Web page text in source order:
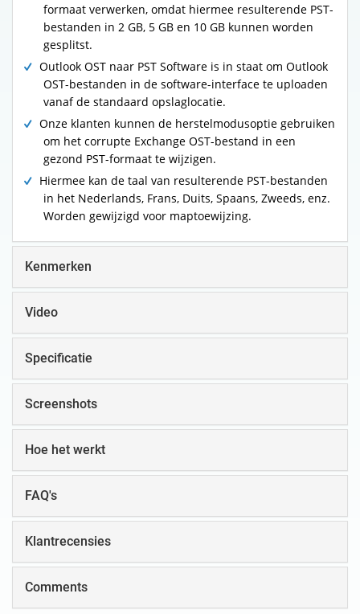
formaat verwerken, omdat hiermee resulterende PST-
bestanden in 2 GB, 5 GB en 10 GB kunnen worden
gesplitst.
Outlook OST naar PST Software is in staat om Outlook
OST-bestanden in de software-interface te uploaden
vanaf de standaard opslaglocatie.
Onze klanten kunnen de herstelmodusoptie gebruiken
om het corrupte Exchange OST-bestand in een
gezond PST-formaat te wijzigen.
Hiermee kan de taal van resulterende PST-bestanden
in het Nederlands, Frans, Duits, Spaans, Zweeds, enz.
Worden gewijzigd voor maptoewijzing.
Kenmerken
Video
Specificatie
Screenshots
Hoe het werkt
FAQ's
Klantrecensies
Comments